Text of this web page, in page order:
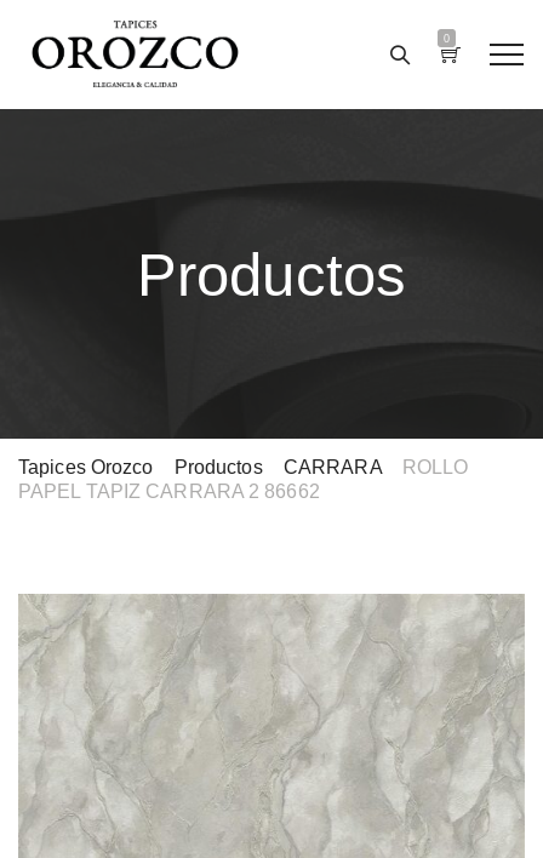
0
Productos
Tapices Orozco Productos> CARRARA>
ROLLO
PAPEL TAPIZ CARRARA 2 86662